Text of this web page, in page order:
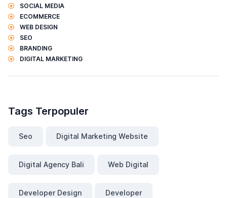
SOCIAL MEDIA
ECOMMERCE
WEB DESIGN
SEO
BRANDING
DIGITAL MARKETING
Tags Terpopuler
Seo Digital Marketing Website
Digital Agency Bali Web Digital
Developer Design Developer